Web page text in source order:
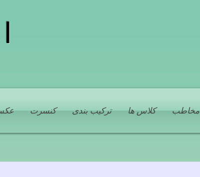
کنسرت ترکیب بندی کلاس ها مخاطب